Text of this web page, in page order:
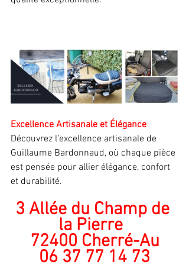
Excellence Artisanale et Élégance
Découvrez l’excellence artisanale de
Guillaume Bardonnaud, où chaque pièce
est pensée pour allier élégance, confort
et durabilité.
3 Allée du Champ de
la Pierre
72400 Cherré-Au
06 37 77 14 73